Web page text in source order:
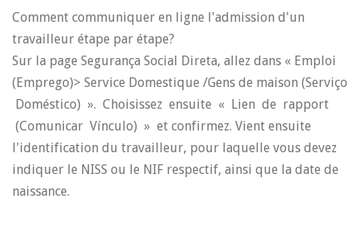
Comment communiquer en ligne l'admission d'un
travailleur étape par étape?
Sur la page Segurança Social Direta, allez dans « Emploi
(Emprego)> Service Domestique /Gens de maison (Serviço
Doméstico) ». Choisissez ensuite « Lien de rapport
(Comunicar Vínculo) » et confirmez. Vient ensuite
l'identification du travailleur, pour laquelle vous devez
indiquer le NISS ou le NIF respectif, ainsi que la date de
naissance.